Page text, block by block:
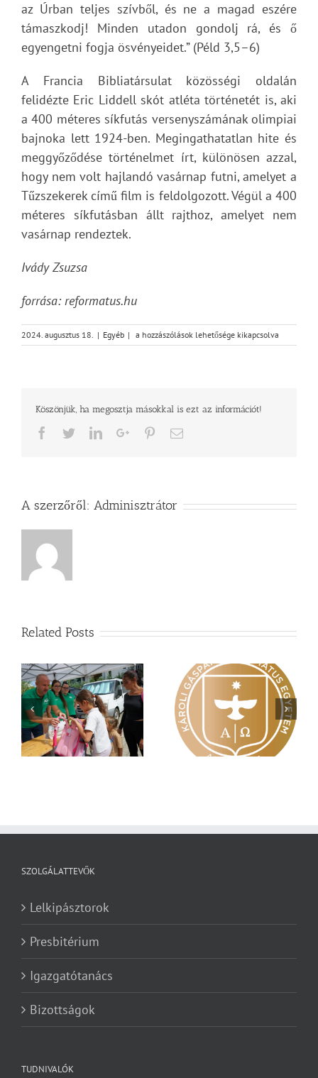
az Úrban teljes szívből, és ne a magad eszére
támaszkodj! Minden utadon gondolj rá, és ő
egyengetni fogja ösvényeidet.” (Péld 3,5–6)
A Francia Bibliatársulat közösségi oldalán
felidézte Eric Liddell skót atléta történetét is, aki
a 400 méteres síkfutás versenyszámának olimpiai
bajnoka lett 1924-ben. Megingathatatlan hite és
meggyőződése történelmet írt, különösen azzal,
hogy nem volt hajlandó vasárnap futni, amelyet a
Tűzszekerek című film is feldolgozott. Végül a 400
méteres síkfutásban állt rajthoz, amelyet nem
vasárnap rendeztek.
Ivády Zsuzsa
forrása: reformatus.hu
2024. augusztus 18. | Egyéb | Célba
ért
a hozzászólások lehetősége kikapcsolva
Köszönjük, ha megosztja másokkal is ezt az információt!
Facebook
TwitterLinkedInGoogle+PinterestEmail
A szerzőről: Adminisztrátor
Related Posts
Nagy érdeklődés övezi
a Károli képzéseit
Vasárnapi üzenet –
Zsoltárok 149
SZOLGÁLATTEVŐK
Lelkipásztorok
Presbitérium
Igazgatótanács
Bizottságok
TUDNIVALÓK